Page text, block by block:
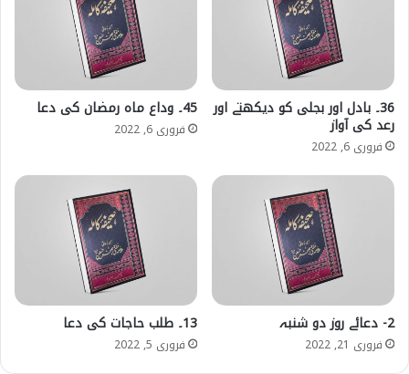
36۔ بادل اور بجلی کو دیکھتے اور
رعد کی آواز
فروری 6, 2022
45۔ وداع ماہ رمضان کی دعا
فروری 6, 2022
2- دعائے روز دو شنبہ
فروری 21, 2022
13۔ طلب حاجات کی دعا
فروری 5, 2022